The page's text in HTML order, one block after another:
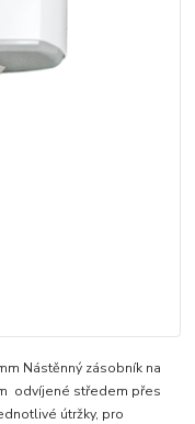
Nástěnný zásobník na
odvíjené středem přes
útržky, pro